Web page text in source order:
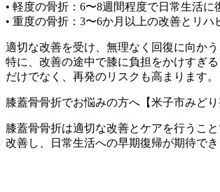
• 軽度の骨折：6〜8週間程度で日常生活に
• 重度の骨折：3〜6か月以上の改善とリハ
適切な改善を受け、無理なく回復に向かう
特に、改善の途中で膝に負担をかけすぎ
だけでなく、再発のリスクも高まります。
膝蓋骨骨折でお悩みの方へ【米子市みどり
膝蓋骨骨折は適切な改善とケアを行うこ
改善し、日常生活への早期復帰が期待でき